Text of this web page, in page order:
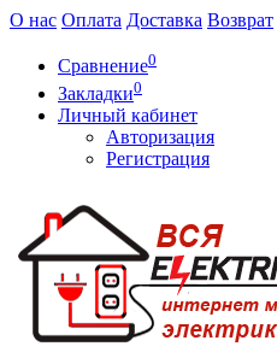
О нас Оплата Доставка Возврат
Сравнение0
Закладки0
Личный кабинет
Авторизация
Регистрация